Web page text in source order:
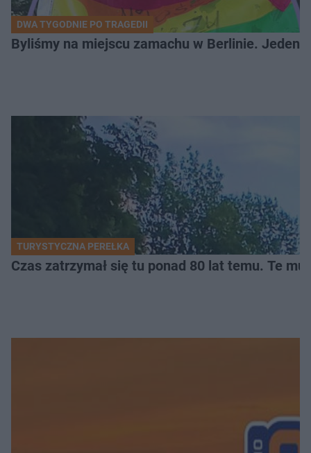
DWA TYGODNIE PO TRAGEDII
Byliśmy na miejscu zamachu w Berlinie. Jeden
TURYSTYCZNA PEREŁKA
Czas zatrzymał się tu ponad 80 lat temu. Te